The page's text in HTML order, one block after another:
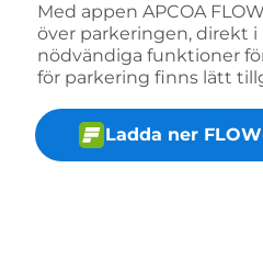
Med appen APCOA
över parkeringen, direkt i
nödvändiga funktioner
för parkering finns lätt
Ladda ner